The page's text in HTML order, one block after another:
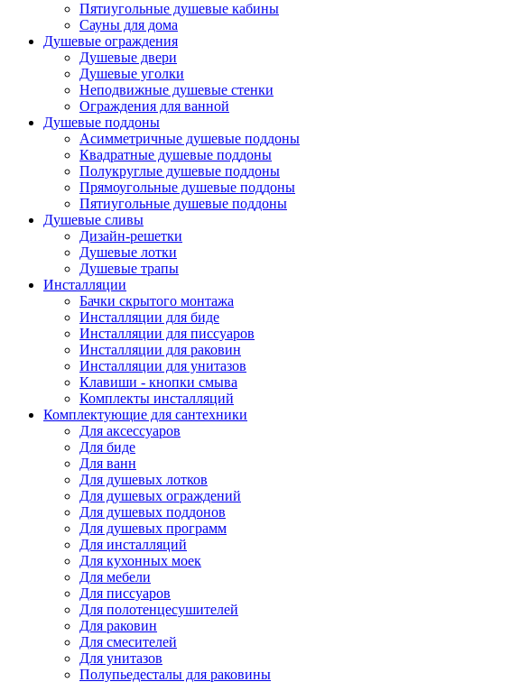
Пятиугольные душевые кабины
Сауны для дома
Душевые ограждения
Душевые двери
Душевые уголки
Неподвижные душевые стенки
Ограждения для ванной
Душевые поддоны
Асимметричные душевые поддоны
Квадратные душевые поддоны
Полукруглые душевые поддоны
Прямоугольные душевые поддоны
Пятиугольные душевые поддоны
Душевые сливы
Дизайн-решетки
Душевые лотки
Душевые трапы
Инсталляции
Бачки скрытого монтажа
Инсталляции для биде
Инсталляции для писсуаров
Инсталляции для раковин
Инсталляции для унитазов
Клавиши - кнопки смыва
Комплекты инсталляций
Комплектующие для сантехники
Для аксессуаров
Для биде
Для ванн
Для душевых лотков
Для душевых ограждений
Для душевых поддонов
Для душевых программ
Для инсталляций
Для кухонных моек
Для мебели
Для писсуаров
Для полотенцесушителей
Для раковин
Для смесителей
Для унитазов
Полупьедесталы для раковины